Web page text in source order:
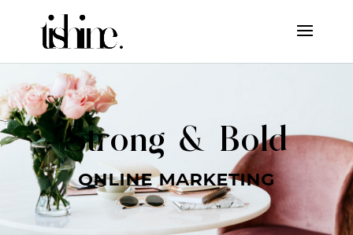
Strong & Bold
online marketing